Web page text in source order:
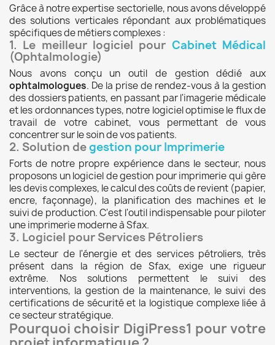
Grâce à notre expertise sectorielle, nous avons développé
des solutions verticales répondant aux problématiques
spécifiques de métiers complexes :
1. Le meilleur logiciel pour Cabinet Médical
(Ophtalmologie)
Nous avons conçu un outil de gestion dédié aux
ophtalmologues. De la prise de rendez-vous à la gestion
des dossiers patients, en passant par l'imagerie médicale
et les ordonnances types, notre logiciel optimise le flux de
travail de votre cabinet, vous permettant de vous
concentrer sur le soin de vos patients.
2. Solution degestion pour Imprimerie
Forts de notre propre expérience dans le secteur, nous
proposons un logiciel de gestion pour imprimerie qui gère
les devis complexes, le calcul des coûts de revient (papier,
encre, façonnage), la planification des machines et le
suivi de production. C'est l'outil indispensable pour piloter
une imprimerie moderne à Sfax.
3. Logiciel pour Services Pétroliers
Le secteur de l'énergie et des services pétroliers, très
présent dans la région de Sfax, exige une rigueur
extrême. Nos solutions permettent le suivi des
interventions, la gestion de la maintenance, le suivi des
certifications de sécurité et la logistique complexe liée à
ce secteur stratégique.
Pourquoi choisir DigiPress1 pour votre